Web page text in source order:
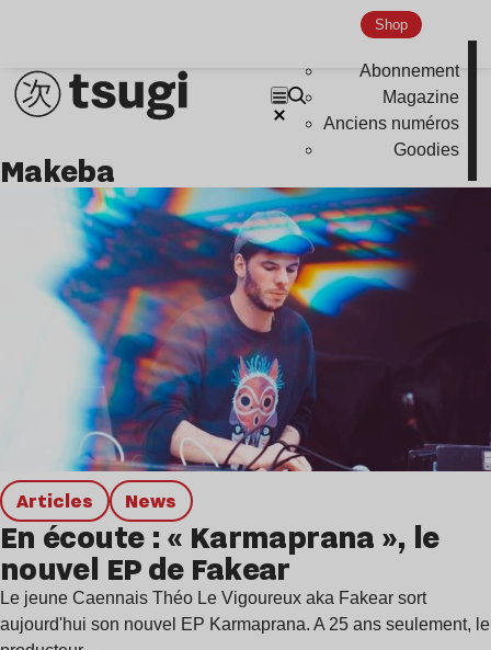
Shop
Abonnement
Magazine
Anciens numéros
Goodies
Indie
Makeba
Articles news
En écoute : « Karmaprana », le
nouvel EP de Fakear
Le jeune Caennais Théo Le Vigoureux aka Fakear sort
aujourd'hui son nouvel EP Karmaprana. A 25 ans seulement, le